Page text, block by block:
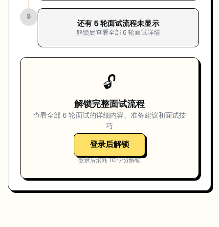
🔒
还有 5轮面试流程未显示
解锁后查看全部6 轮面试详情
🔓
解锁完整面试流程
查看全部6 轮面试的详细内容、准备建议和面试技
巧
登录后解锁
登录后消耗10学分解锁